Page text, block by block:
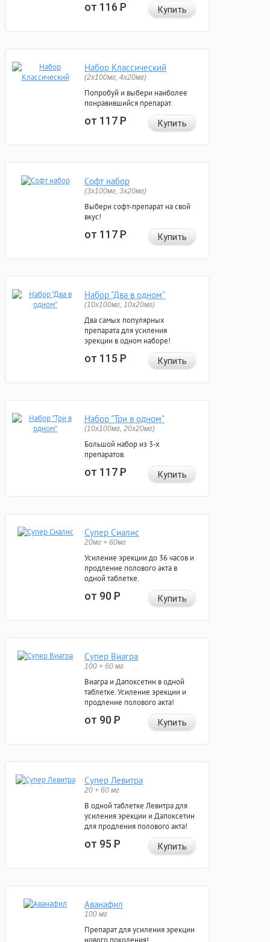
от 116Р Купить
Набор Классический
(2x100мг, 4x20мг)
Попробуй и выбери наиболее
понравившийся препарат.
от 117Р Купить
Софт набор
(3x100мг, 3x20мг)
Выбери софт-препарат на свой
вкус!
от 117Р Купить
Набор "Два в одном"
(10x100мг, 10x20мг)
Два самых популярных
препарата для усиления
эрекции в одном наборе!
от 115Р Купить
Набор "Три в одном"
(10x100мг, 20x20мг)
Большой набор из 3-х
препаратов.
от 117Р Купить
Супер Сиалис
20мг + 60мг
Усиление эрекции до 36 часов и
продление полового акта в
одной таблетке.
от 90Р Купить
Супер Виагра
100 + 60 мг
Виагра и Дапоксетин в одной
таблетке. Усиление эрекции и
продление полового акта!
от 90Р Купить
Супер Левитра
20 + 60 мг
В одной таблетке Левитра для
усиления эрекции и Дапоксетин
для продления полового акта!
от 95Р Купить
Аванафил
100 мг
Препарат для усиления эрекции